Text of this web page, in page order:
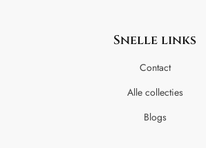
Snelle links
Contact
Alle collecties
Blogs